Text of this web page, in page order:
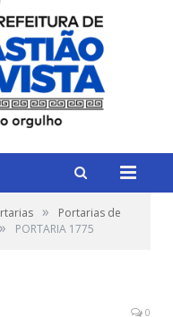
»
Portarias de
» PORTARIA 1775
0